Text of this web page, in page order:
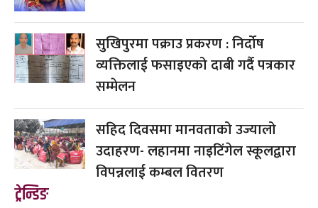
सुखिपुरमा पक्राउ प्रकरण : निर्दोष
व्यक्तिलाई फसाइएको दाबी गर्दै पत्रकार
सम्मेलन
सहिद दिवसमा मानवताको उज्यालो
उदाहरण- लहानमा नाइटिंगेल स्कूलद्वारा
विपन्नलाई कम्बल वितरण
ट्रेन्डिङ